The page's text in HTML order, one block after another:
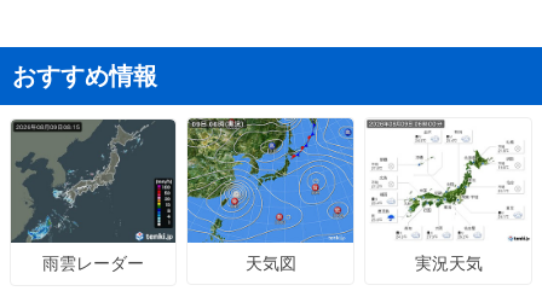
おすすめ情報
雨雲レーダー 天気図 実況天気